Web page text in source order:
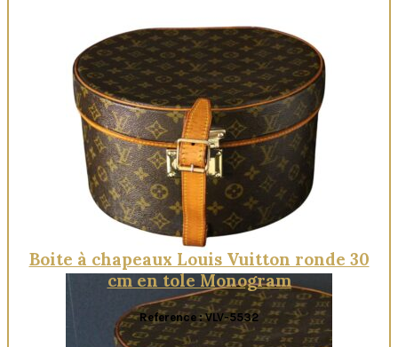
Boite à chapeaux Louis Vuitton ronde 30
cm en tole Monogram
Reference : VLV-5532